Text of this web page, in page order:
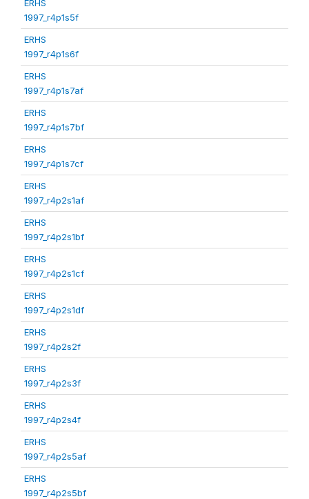
ERHS
1997_r4p1s5f
ERHS
1997_r4p1s6f
ERHS
1997_r4p1s7af
ERHS
1997_r4p1s7bf
ERHS
1997_r4p1s7cf
ERHS
1997_r4p2s1af
ERHS
1997_r4p2s1bf
ERHS
1997_r4p2s1cf
ERHS
1997_r4p2s1df
ERHS
1997_r4p2s2f
ERHS
1997_r4p2s3f
ERHS
1997_r4p2s4f
ERHS
1997_r4p2s5af
ERHS
1997_r4p2s5bf